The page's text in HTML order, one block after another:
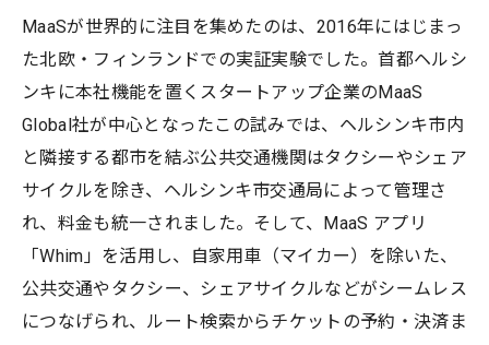
MaaSが世界的に注目を集めたのは、2016年にはじまっ
た北欧・フィンランドでの実証実験でした。首都ヘルシ
ンキに本社機能を置くスタートアップ企業のMaaS
Global社が中心となったこの試みでは、ヘルシンキ市内
と隣接する都市を結ぶ公共交通機関はタクシーやシェア
サイクルを除き、ヘルシンキ市交通局によって管理さ
れ、料金も統一されました。そして、MaaS アプリ
「Whim」を活用し、自家用車（マイカー）を除いた、
公共交通やタクシー、シェアサイクルなどがシームレス
につなげられ、ルート検索からチケットの予約・決済ま